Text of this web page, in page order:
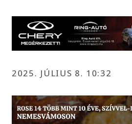
2025. JÚLIUS 8. 10:32